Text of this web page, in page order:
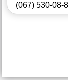
(067) 530-08-